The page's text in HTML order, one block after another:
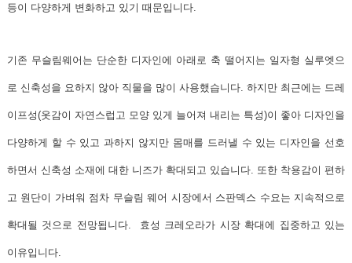
등이 다양하게 변화하고 있기 때문입니다.
기존 무슬림웨어는 단순한 디자인에 아래로 축 떨어지는 일자형 실루엣으
로 신축성을 요하지 않아 직물을 많이 사용했습니다. 하지만 최근에는 드레
이프성(옷감이 자연스럽고 모양 있게 늘어져 내리는 특성)이 좋아 디자인을
다양하게 할 수 있고 과하지 않지만 몸매를 드러낼 수 있는 디자인을 선호
하면서 신축성 소재에 대한 니즈가 확대되고 있습니다. 또한 착용감이 편하
고 원단이 가벼워 점차 무슬림 웨어 시장에서 스판덱스 수요는 지속적으로
확대될 것으로 전망됩니다. 효성 크레오라가 시장 확대에 집중하고 있는
이유입니다.